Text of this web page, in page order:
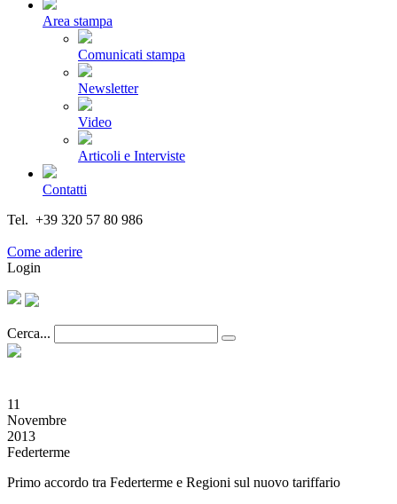
Area stampa
Comunicati stampa
Newsletter
Video
Articoli e Interviste
Contatti
Tel. +39 320 57 80 986
Come aderire
Login
Cerca...
11
Novembre
2013
Federterme
Primo accordo tra Federterme e Regioni sul nuovo tariffario